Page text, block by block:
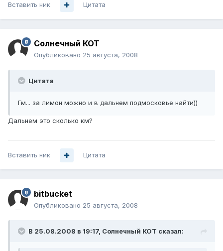
Вставить ник Цитата
Солнечный КОТ
Опубликовано 25 августа, 2008
Цитата
Гм... за лимон можно и в дальнем подмосковье найти))
Дальнем это сколько км?
Вставить ник Цитата
bitbucket
Опубликовано 25 августа, 2008
В 25.08.2008 в 19:17, Солнечный КОТ сказал: